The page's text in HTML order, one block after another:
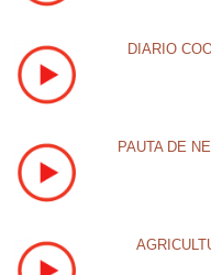
DIARIO
PAUTA DE